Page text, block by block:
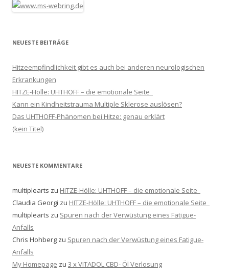
NEUESTE BEITRÄGE
Hitzeempfindlichkeit gibt es auch bei anderen neurologischen
Erkrankungen
HITZE-Hölle: UHTHOFF – die emotionale Seite
Kann ein Kindheitstrauma Multiple Sklerose auslösen?
Das UHTHOFF-Phänomen bei Hitze: genau erklärt
(kein Titel)
NEUESTE KOMMENTARE
multiplearts zu HITZE-Hölle: UHTHOFF – die emotionale Seite
Claudia Georgi zu HITZE-Hölle: UHTHOFF – die emotionale Seite
multiplearts zu Spuren nach der Verwüstung eines Fatigue-
Anfalls
Chris Hohberg zu Spuren nach der Verwüstung eines Fatigue-
Anfalls
My Homepage zu 3 x VITADOL CBD- Öl Verlosung